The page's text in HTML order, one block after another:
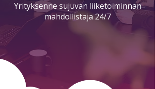
Yrityksenne sujuvan liiketoiminnan
mahdollistaja 24/7